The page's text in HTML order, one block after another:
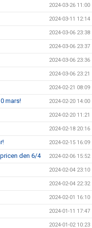
2024-03-26 11:00
2024-03-11 12:14
2024-03-06 23:38
2024-03-06 23:37
2024-03-06 23:36
2024-03-06 23:21
2024-02-21 08:09
mars! 2024-02-20 14:00
2024-02-20 11:21
2024-02-18 20:16
2024-02-15 16:09
den 6/4 2024-02-06 15:52
2024-02-04 23:10
2024-02-04 22:32
2024-02-01 16:10
2024-01-11 17:47
2024-01-02 10:23